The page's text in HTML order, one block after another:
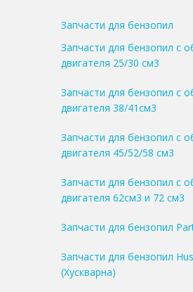
Запчасти для бензопил
Запчасти для бензопил с
двигателя 25/30 см3
Запчасти для бензопил с
двигателя 38/41см3
Запчасти для бензопил с
двигателя 45/52/58 см3
Запчасти для бензопил с
двигателя 62см3 и 72 см3
Запчасти для бензопил
Запчасти для бензопил
(Хускварна)